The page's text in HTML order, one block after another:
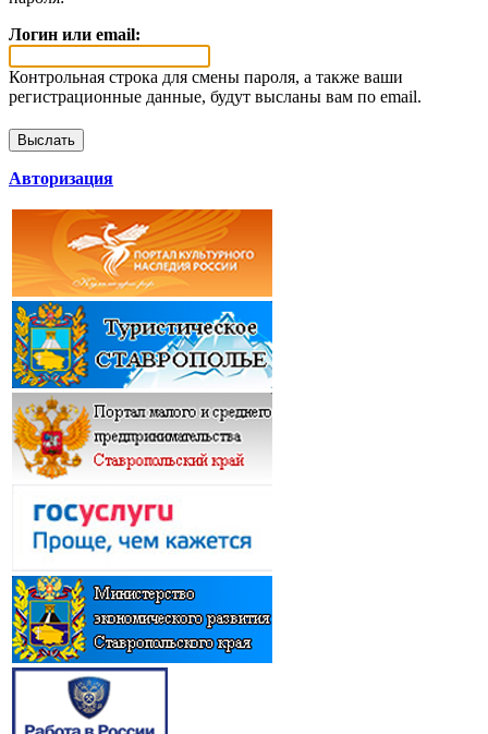
Логин или email:
Контрольная строка для смены пароля, а также ваши
регистрационные данные, будут высланы вам по email.
Авторизация